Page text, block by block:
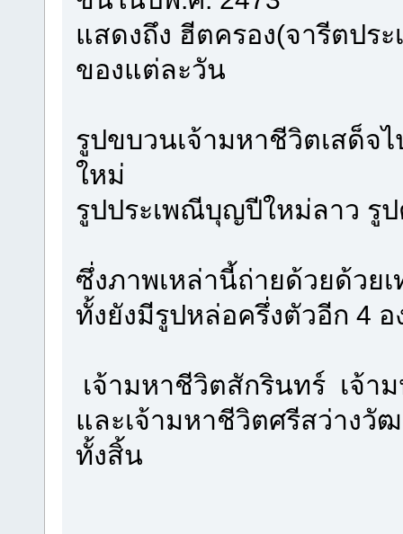
แสดงถึง ฮีตครอง(จารีตปร
ของแต่ละวัน
รูปขบวนเจ้ามหาชีวิตเสด็จ
ใหม่
รูปประเพณีบุญปีใหม่ลาว รู
ซึ่งภาพเหล่านี้ถ่ายด้วยด้วย
ทั้งยังมีรูปหล่อครึ่งตัวอีก 4
เจ้ามหาชีวิตสักรินทร์ เจ้า
และเจ้ามหาชีวิตศรีสว่างวั
ทั้งสิ้น